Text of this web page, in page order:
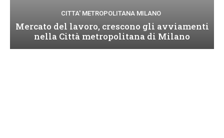
CITTA' METROPOLITANA MILANO
Mercato del lavoro, crescono gli avviamenti
nella Città metropolitana di Milano